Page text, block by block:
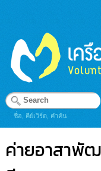
ชื่อ, คีย์เวิร์ด, คำค้น
ค่ายอาสาพั